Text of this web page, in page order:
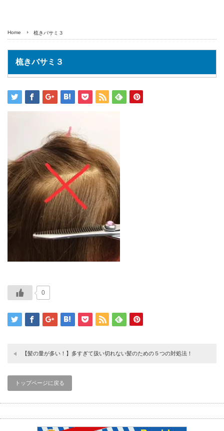
Home 梳きバサミ３
梳きバサミ３
0
【髪の量が多い！】多すぎて扱い切れない髪のための５つの対処法！
トップページに戻る